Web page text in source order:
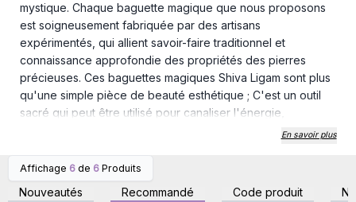
mystique. Chaque baguette magique que nous proposons
est soigneusement fabriquée par des artisans
expérimentés, qui allient savoir-faire traditionnel et
connaissance approfondie des propriétés des pierres
précieuses. Ces baguettes magiques Shiva Ligam sont plus
qu'une simple pièce de beauté esthétique ; C'est un outil
sacré qui peut être utilisé pour canaliser l'énergie,
manifester des intentions et se connecter avec le divin en
En savoir plus
Affichage 6 de 6 Produits
Nouveautés Recommandé Code produit
Connectez-vous ou
inscrivez-vous pour
accéder aux prix de gros
inscrivez-vous pour
accéder aux prix de gros